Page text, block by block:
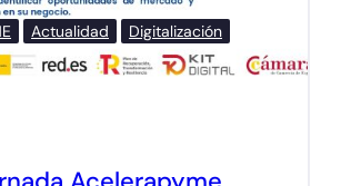
Actualidad
Digitalización